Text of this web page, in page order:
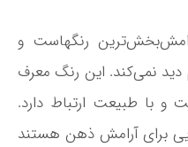
رنگ­هاست و
دید نمی‌­کند. این رنگ معرف
و با طبیعت ارتباط دارد.
برای آرامش ذهن هستند